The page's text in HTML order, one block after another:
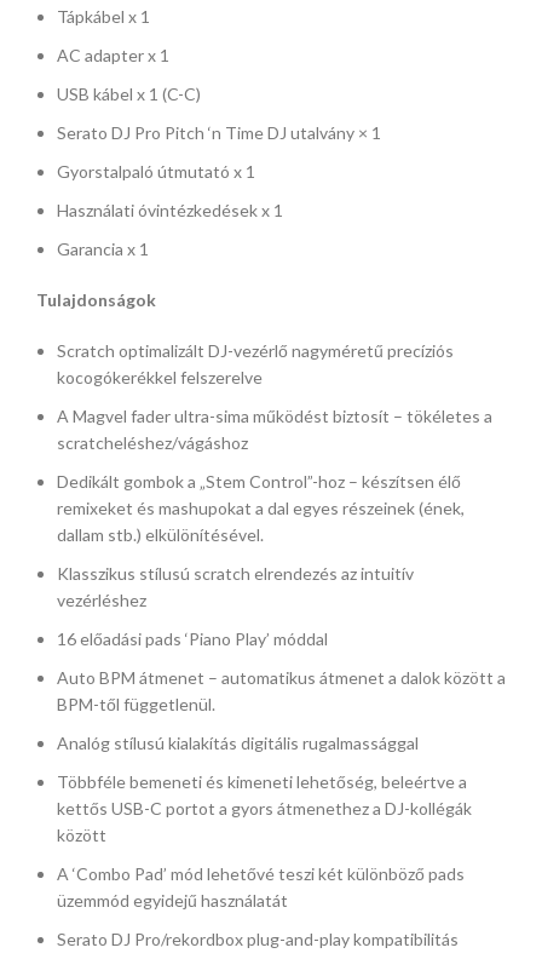
Tápkábel x 1
AC adapter x 1
USB kábel x 1 (C-C)
Serato DJ Pro Pitch ‘n Time DJ utalvány × 1
Gyorstalpaló útmutató x 1
Használati óvintézkedések x 1
Garancia x 1
Tulajdonságok
Scratch optimalizált DJ-vezérlő nagyméretű precíziós
kocogókerékkel felszerelve
A Magvel fader ultra-sima működést biztosít – tökéletes a
scratcheléshez/vágáshoz
Dedikált gombok a „Stem Control”-hoz – készítsen élő
remixeket és mashupokat a dal egyes részeinek (ének,
dallam stb.) elkülönítésével.
Klasszikus stílusú scratch elrendezés az intuitív
vezérléshez
16 előadási pads ‘Piano Play’ móddal
Auto BPM átmenet – automatikus átmenet a dalok között a
BPM-től függetlenül.
Analóg stílusú kialakítás digitális rugalmassággal
Többféle bemeneti és kimeneti lehetőség, beleértve a
kettős USB-C portot a gyors átmenethez a DJ-kollégák
között
A ‘Combo Pad’ mód lehetővé teszi két különböző pads
üzemmód egyidejű használatát
Serato DJ Pro/rekordbox plug-and-play kompatibilitás